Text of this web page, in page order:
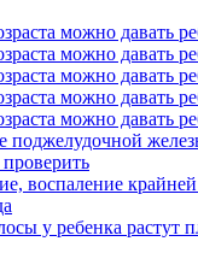
можно давать
можно давать
можно давать
можно давать
можно давать
поджелудочной
проверить
воспаление
у ребенка растут